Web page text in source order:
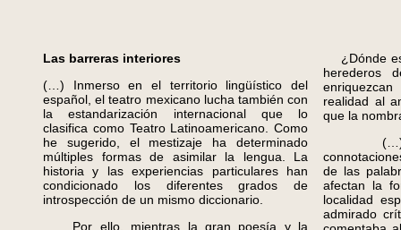
Las barreras interiores
(…) Inmerso en el territorio lingüístico del
español, el teatro mexicano lucha también con
la estandarización internacional que lo
clasifica como Teatro Latinoamericano. Como
he sugerido, el mestizaje ha determinado
múltiples formas de asimilar la lengua. La
historia y las experiencias particulares han
condicionado los diferentes grados de
introspección de un mismo diccionario.
Por ello, mientras la gran poesía y la
¿Dónde
herederos
realidad al
que la
(…)
de las
afectan la
localidad
admirado